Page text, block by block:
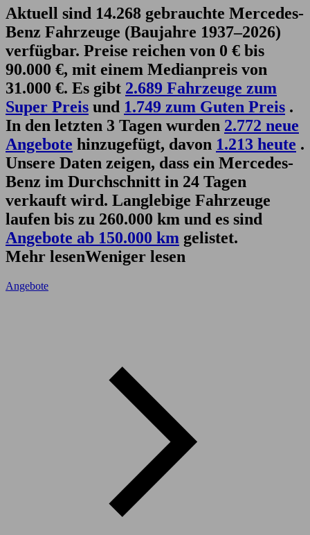
Aktuell sind 14.268 gebrauchte Mercedes-
Benz Fahrzeuge (Baujahre 1937–2026)
verfügbar. Preise reichen von 0 € bis
90.000 €, mit einem Medianpreis von
31.000 €. Es gibt 2.689 Fahrzeuge zum
Super Preis und 1.749 zum Guten Preis .
In den letzten 3 Tagen wurden 2.772 neue
Angebote hinzugefügt, davon 1.213 heute .
Unsere Daten zeigen, dass ein Mercedes-
Benz im Durchschnitt in 24 Tagen
verkauft wird. Langlebige Fahrzeuge
laufen bis zu 260.000 km und es sind
Angebote ab 150.000 km gelistet.
Mehr lesenWeniger lesen
Angebote